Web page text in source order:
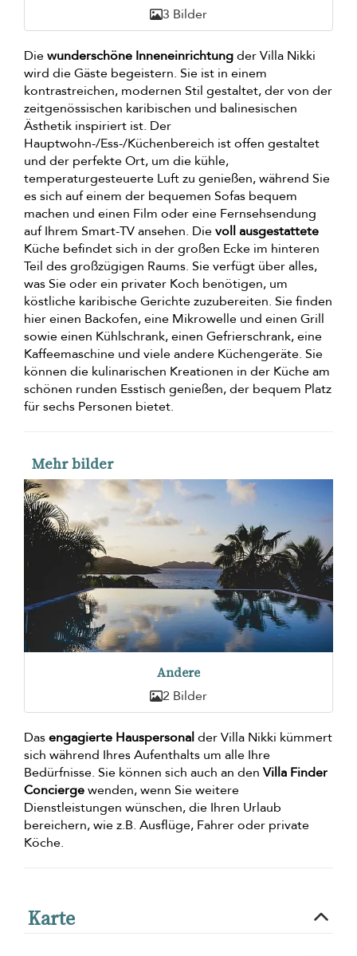
3 Bilder
Diewunderschöne Inneneinrichtungder Villa Nikki
wird die Gäste begeistern. Sie ist in einem
kontrastreichen, modernen Stil gestaltet, der von der
zeitgenössischen karibischen und balinesischen
Ästhetik inspiriert ist. Der
Hauptwohn-/Ess-/Küchenbereich ist offen gestaltet
und der perfekte Ort, um die kühle,
temperaturgesteuerte Luft zu genießen, während Sie
es sich auf einem der bequemen Sofas bequem
machen und einen Film oder eine Fernsehsendung
auf Ihrem Smart-TV ansehen. Dievoll ausgestattete
Küche befindet sich in der großen Ecke im hinteren
Teil des großzügigen Raums. Sie verfügt über alles,
was Sie oder ein privater Koch benötigen, um
köstliche karibische Gerichte zuzubereiten. Sie finden
hier einen Backofen, eine Mikrowelle und einen Grill
sowie einen Kühlschrank, einen Gefrierschrank, eine
Kaffeemaschine und viele andere Küchengeräte. Sie
können die kulinarischen Kreationen in der Küche am
schönen runden Esstisch genießen, der bequem Platz
für sechs Personen bietet.
Mehr bilder
Andere
2 Bilder
Dasengagierte Hauspersonalder Villa Nikki kümmert
sich während Ihres Aufenthalts um alle Ihre
Bedürfnisse. Sie können sich auch an denVilla Finder
Conciergewenden, wenn Sie weitere
Dienstleistungen wünschen, die Ihren Urlaub
bereichern, wie z.B. Ausflüge, Fahrer oder private
Köche.
Karte